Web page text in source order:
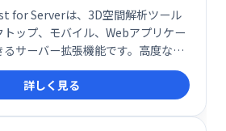
for Serverは、3D空間解析ツール
トップ、モバイル、Webアプリケー
サーバー拡張機能です。高度な3
々なプラットフォームで活用し、よ
析を実現します。地理空間データ
効率化し、業務の高度化を支援しま
詳しく見る